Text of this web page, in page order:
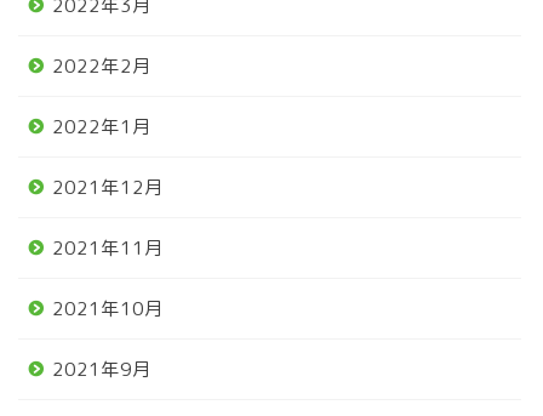
2022年3月
2022年2月
2022年1月
2021年12月
2021年11月
2021年10月
2021年9月